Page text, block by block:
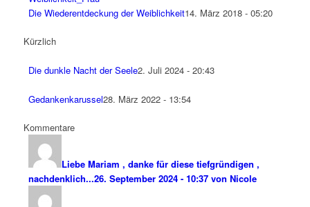
Die Wiederentdeckung der Weiblichkeit14. März 2018 - 05:20
Kürzlich
Die dunkle Nacht der Seele2. Juli 2024 - 20:43
Gedankenkarussel28. März 2022 - 13:54
Kommentare
Liebe Mariam , danke für diese tiefgründigen ,
nachdenklich...26. September 2024 - 10:37 von Nicole